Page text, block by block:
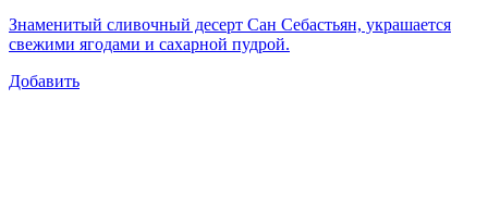
Знаменитый сливочный десерт Сан Себастьян, украшается
свежими ягодами и сахарной пудрой.
Добавить